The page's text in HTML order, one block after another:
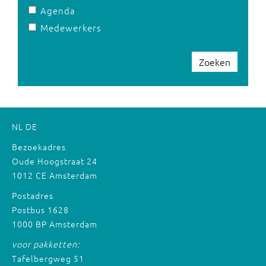
Agenda
Medewerkers
Zoeken
NL DE
Bezoekadres
Oude Hoogstraat 24
1012 CE Amsterdam
Postadres
Postbus 1628
1000 BP Amsterdam
voor pakketten:
Tafelbergweg 51